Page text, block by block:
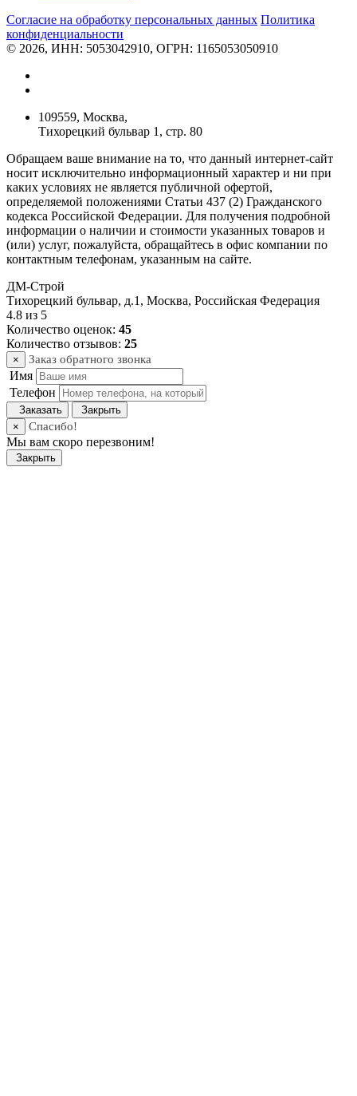
Согласие на обработку персональных данных Политикa
конфиденциальности
© 2026, ИНН: 5053042910, ОГРН: 1165053050910
109559, Москва,
Тихорецкий бульвар 1, стр. 80
Обращаем ваше внимание на то, что данный интернет-сайт
носит исключительно информационный характер и ни при
каких условиях не является публичной офертой,
определяемой положениями Статьи 437 (2) Гражданского
кодекса Российской Федерации. Для получения подробной
информации о наличии и стоимости указанных товаров и
(или) услуг, пожалуйста, обращайтесь в офис компании по
контактным телефонам, указанным на сайте.
ДМ-Строй
Тихорецкий бульвар, д.1 , Москва, Российская Федерация
4.8 из 5
Количество оценок: 45
Количество отзывов: 25
× Заказ обратного звонка
Имя
Телефон
Заказать
Закрыть
×
Спасибо!
Мы вам скоро перезвоним!
Закрыть